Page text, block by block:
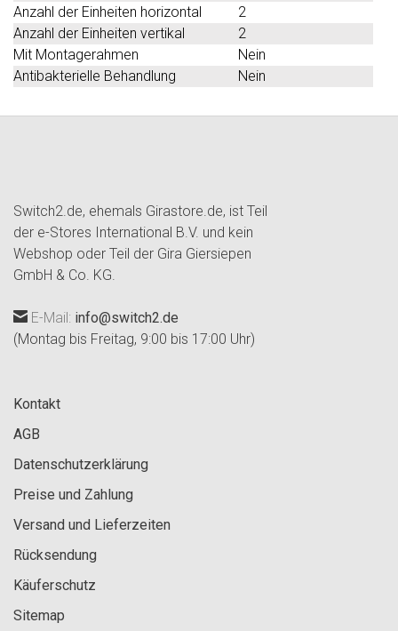
Anzahl der Einheiten horizontal
2
Anzahl der Einheiten vertikal
2
Mit Montagerahmen
Nein
Antibakterielle Behandlung
Nein
Switch2.de, ehemals Girastore.de, ist Teil
der e-Stores International B.V. und kein
Webshop oder Teil der Gira Giersiepen
GmbH & Co. KG.
E-Mail: info@switch2.de
(Montag bis Freitag, 9:00 bis 17:00 Uhr)
Kontakt
AGB
Datenschutzerklärung
Preise und Zahlung
Versand und Lieferzeiten
Rücksendung
Käuferschutz
Sitemap